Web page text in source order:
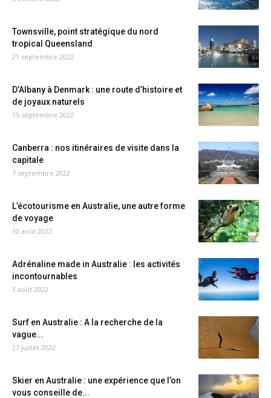
Townsville, point stratégique du nord
tropical Queensland
21 septembre 2022
D’Albany à Denmark : une route d’histoire et
de joyaux naturels
15 septembre 2022
Canberra : nos itinéraires de visite dans la
capitale
7 septembre 2022
L’écotourisme en Australie, une autre forme
de voyage
10 août 2022
Adrénaline made in Australie : les activités
incontournables
3 août 2022
Surf en Australie : A la recherche de la
vague...
27 juillet 2022
Skier en Australie : une expérience que l’on
vous conseille de...